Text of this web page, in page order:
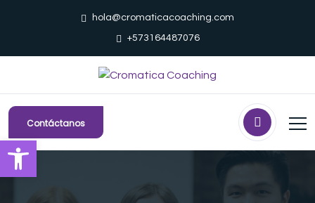
hola@cromaticacoaching.com
+573164487076
Contáctanos
Abrir barra de herramientas